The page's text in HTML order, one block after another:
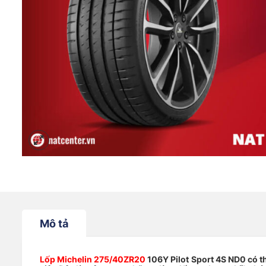
Mô tả
Lốp Michelin 275/40ZR20 106Y Pilot Sport 4S ND0 có